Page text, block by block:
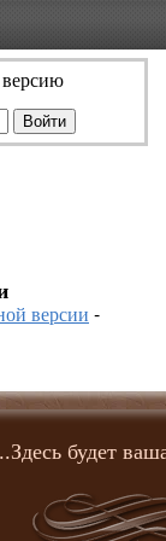
версии -
будет